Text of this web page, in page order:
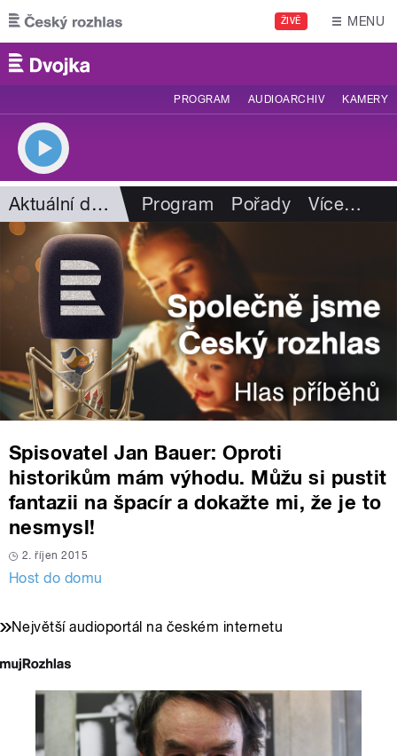
Přejít k hlavnímu obsahu
ŽIVĚ MENU
PROGRAM AUDIOARCHIV KAMERY
Aktuální dění Program Pořady Více…
Spisovatel Jan Bauer: Oproti
historikům mám výhodu. Můžu si pustit
fantazii na špacír a dokažte mi, že je to
nesmysl!
2. říjen 2015
Host do domu
Největší audioportál na českém internetu